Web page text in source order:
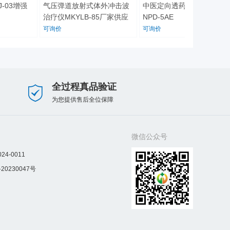
增强
气压弹道放射式体外冲击波
治疗仪MKYLB-85厂家供应
可询价
中医定向透药治疗仪台式
NPD-5AE
可询价
全过程真品验证
为您提供售后全位保障
0011
20230047号
微信公众号